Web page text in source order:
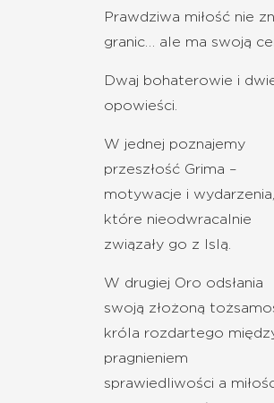
Prawdziwa miłość nie
granic… ale ma swoją
Dwaj bohaterowie i
opowieści.
W jednej poznajemy
przeszłość Grima –
motywacje i wydarzenia,
które nieodwracalnie
związały go z Islą.
W drugiej Oro odsłania
swoją złożoną
króla rozdartego
pragnieniem
sprawiedliwości a